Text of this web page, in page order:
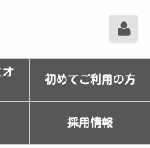
オ
初めてご利用の方
採用情報